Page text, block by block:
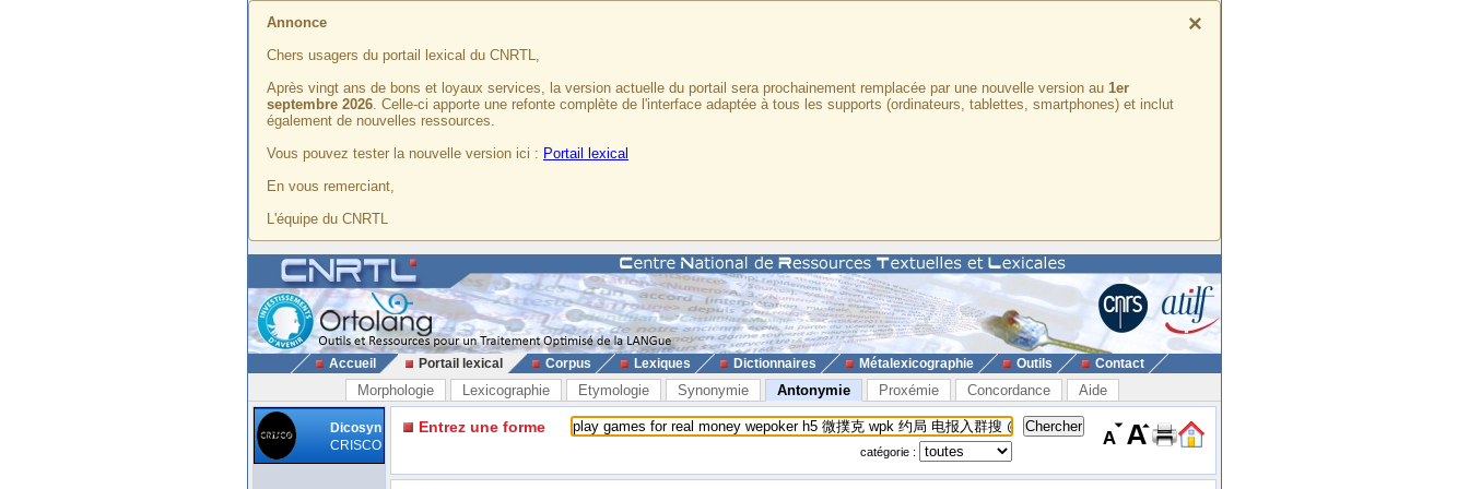
×
Annonce
Chers usagers du portail lexical du CNRTL,
Après vingt ans de bons et loyaux services, la version actuelle du portail sera prochainement remplacée par une nouvelle version au 1er
septembre 2026. Celle-ci apporte une refonte complète de l'interface adaptée à tous les supports (ordinateurs, tablettes, smartphones) et inclut
également de nouvelles ressources.
Vous pouvez tester la nouvelle version ici : Portail lexical
En vous remerciant,
L'équipe du CNRTL
Accueil Portail lexical Corpus Lexiques Dictionnaires Métalexicographie Outils Contact
Morphologie Lexicographie Etymologie Synonymie Antonymie Proxémie Concordance Aide
Dicosyn
CRISCO
Entrez une forme
catégorie :